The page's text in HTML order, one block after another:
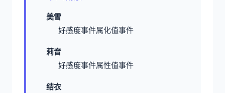
美雪
好感度事件属化值事件
莉音
好感度事件属性值事件
结衣